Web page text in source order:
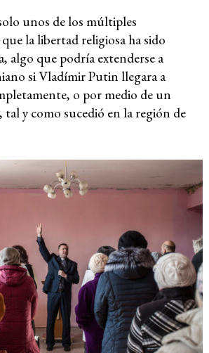
unos de los múltiples
la libertad religiosa ha sido
algo que podría extenderse a
si Vladímir Putin llegara a
o por medio de un
y como sucedió en la región de